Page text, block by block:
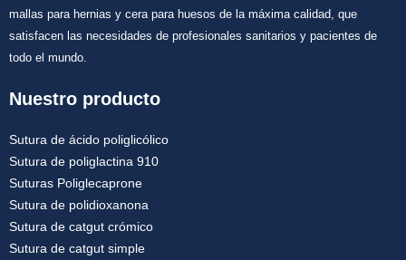
mallas para hernias y cera para huesos de la máxima calidad, que
satisfacen las necesidades de profesionales sanitarios y pacientes de
todo el mundo.
Nuestro producto
Sutura de ácido poliglicólico
Sutura de poliglactina 910
Suturas Poliglecaprone
Sutura de polidioxanona
Sutura de catgut crómico
Sutura de catgut simple